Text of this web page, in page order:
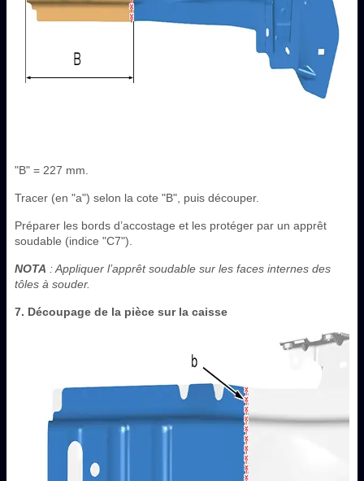
"B" = 227 mm.
Tracer (en "a") selon la cote "B", puis découper.
Préparer les bords d’accostage et les protéger par un apprêt
soudable (indice "C7").
NOTA : Appliquer l’apprêt soudable sur les faces internes des
tôles à souder.
7. Découpage de la pièce sur la caisse